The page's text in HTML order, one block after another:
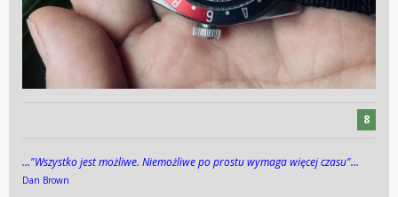
8
..."Wszys­tko jest możli­we. Niemożli­we po pros­tu wy­maga więcej cza­su"...
Dan Brown